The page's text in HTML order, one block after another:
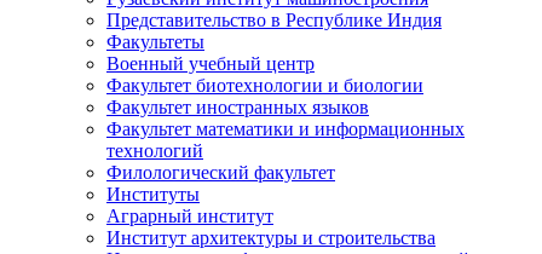
Представительство в Республике Индия
Факультеты
Военный учебный центр
Факультет биотехнологии и биологии
Факультет иностранных языков
Факультет математики и информационных
технологий
Филологический факультет
Институты
Аграрный институт
Институт архитектуры и строительства